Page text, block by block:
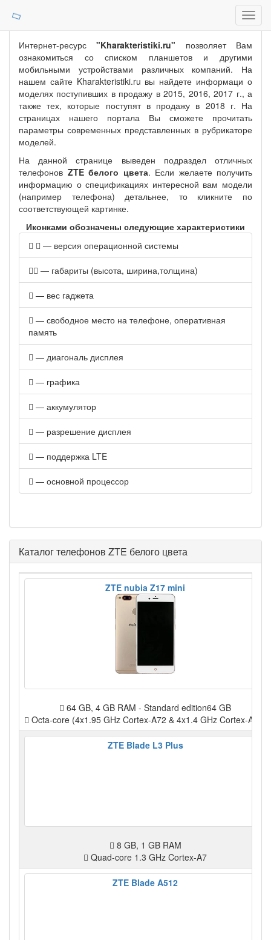
Интернет-ресурс"Kharakteristiki.ru" позволяет Вам
ознакомиться со списком планшетов и другими
мобильными устройствами различных компаний. На
нашем сайте Kharakteristiki.ru вы найдете информаци о
моделях поступивших в продажу в 2015, 2016, 2017 г., а
также тех, которые поступят в продажу в 2018 г. На
страницах нашего портала Вы сможете прочитать
параметры современных представленных в рубрикаторе
моделей.
На данной странице выведен подраздел отличных
телефонов ZTE белого цвета. Если желаете получить
информацию о спецификациях интересной вам модели
(например телефона) детальнее, то кликните по
соответствующей картинке.
Иконками обозначены следующие характеристики
— версия операционной системы
— габариты (высота, ширина,толщина)
— вес гаджета
— свободное место на телефоне, оперативная
память
— диагональ дисплея
— графика
— аккумулятор
— разрешение дисплея
— поддержка LTE
— основной процессор
Каталог телефонов ZTE белого цвета
ZTE nubia Z17 mini
64 GB, 4 GB RAM - Standard edition64 GB
Octa-core (4x1.95 GHz Cortex-A72 & 4x1.4 GHz Cortex-A53)
ZTE Blade L3 Plus
8 GB, 1 GB RAM
Quad-core 1.3 GHz Cortex-A7
ZTE Blade A512